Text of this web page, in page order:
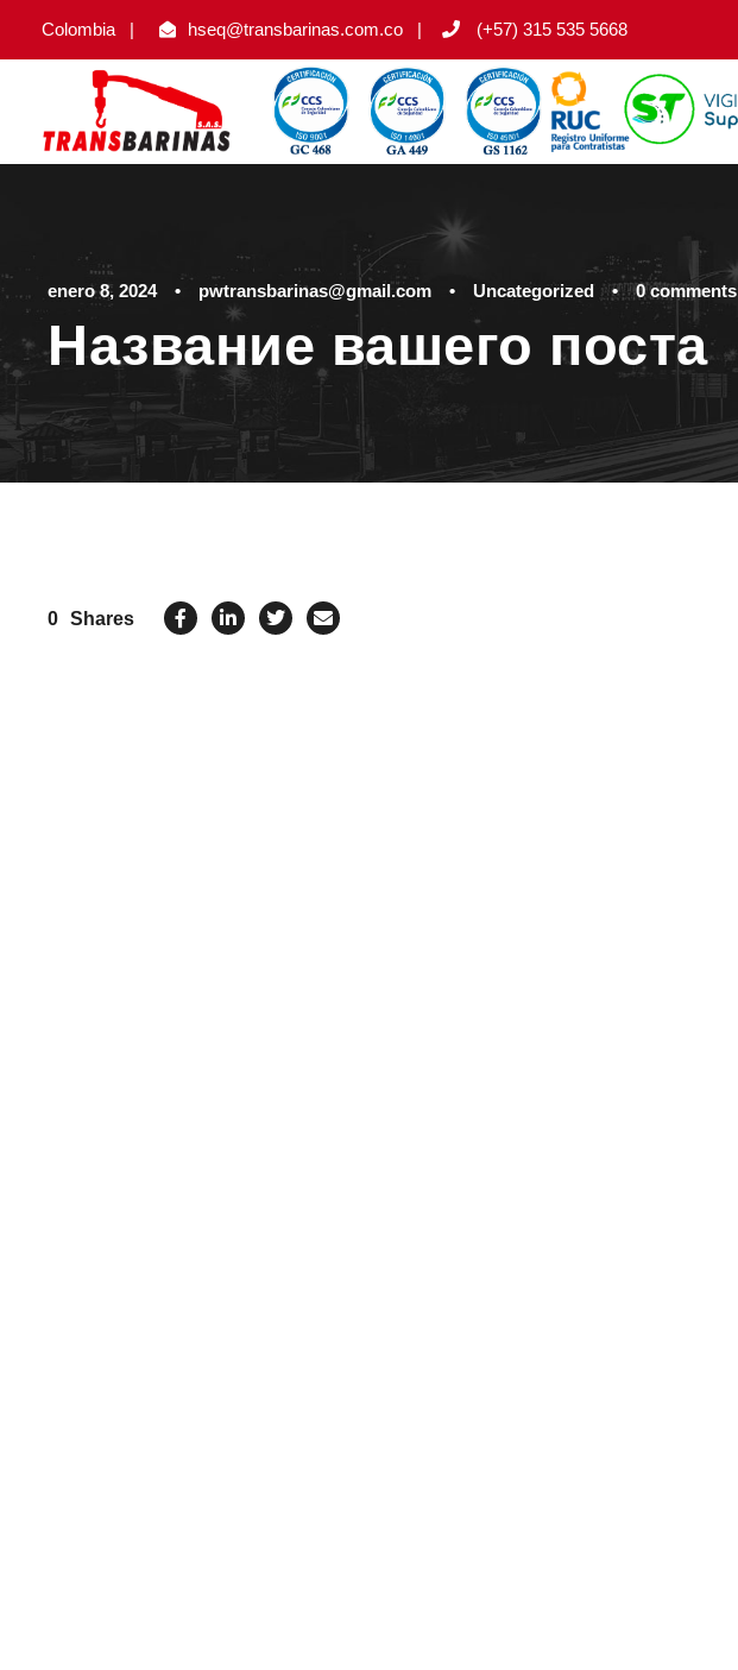
Colombia | hseq@transbarinas.com.co | (+57) 315 535 5668
enero 8, 2024 • pwtransbarinas@gmail.com • Uncategorized • 0 comments
Название вашего поста
0 Shares